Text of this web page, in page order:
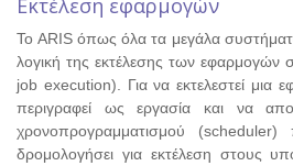
Το ARIS όπως όλα τα μεγάλα
λογική της εκτέλεσης των εφαρμογών
job execution). Για να εκτελεστεί μια
περιγραφεί ως εργασία και να
χρονοπρογραμματισμού
δρομολογήσει για εκτέλεση στους